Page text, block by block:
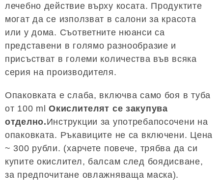
лечебно действие върху косата. Продуктите
могат да се използват в салони за красота
или у дома. Съответните нюанси са
представени в голямо разнообразие и
присъстват в големи количества във всяка
серия на производителя.
Опаковката е слаба, включва само боя в туба
от 100 mlОкислителят се закупува
отделно.Инструкции за употребапосочени на
опаковката. Ръкавиците не са включени. Цена
~ 300 рубли. (харчете повече, трябва да си
купите окислител, балсам след боядисване,
за предпочитане овлажняваща маска).